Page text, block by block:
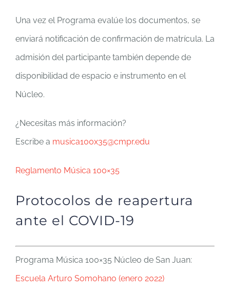
Una vez el Programa evalúe los documentos, se
enviará notificación de confirmación de matrícula. La
admisión del participante también depende de
disponibilidad de espacio e instrumento en el
Núcleo.
¿Necesitas más información?
Escribe a musica100x35@cmpr.edu
Reglamento Música 100×35
Protocolos de reapertura
ante el COVID-19
Programa Música 100×35 Núcleo de San Juan:
Escuela Arturo Somohano (enero 2022)